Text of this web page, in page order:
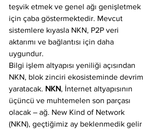
teşvik etmek ve genel ağı genişletmek
için çaba göstermektedir. Mevcut
sistemlere kıyasla NKN, P2P veri
aktarımı ve bağlantısı için daha
uygundur.
Bilgi işlem altyapısı yeniliği açısından
NKN, blok zinciri ekosisteminde devrim
yaratacak. NKN, İnternet altyapısının
üçüncü ve muhtemelen son parçası
olacak – ağ. New Kind of Network
(NKN), geçtiğimiz ay beklenmedik gelir